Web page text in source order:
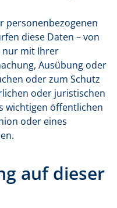
personenbezogenen
diese Daten – von
nur mit Ihrer
Ausübung oder
oder zum Schutz
oder juristischen
wichtigen öffentlichen
oder eines
auf dieser